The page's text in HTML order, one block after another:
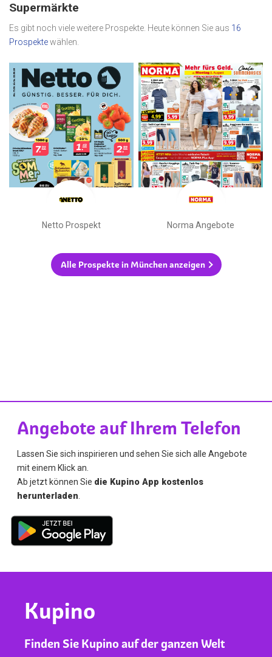
Supermärkte
Es gibt noch viele weitere Prospekte. Heute können Sie aus 16
Prospektewählen.
Netto Prospekt Norma Angebote
Alle Prospekte in München anzeigen
Angebote auf Ihrem Telefon
Lassen Sie sich inspirieren und sehen Sie sich alle Angebote
mit einem Klick an.
Ab jetzt können Sie die Kupino App kostenlos
herunterladen
Kupino
Finden Sie Kupino auf der ganzen Welt